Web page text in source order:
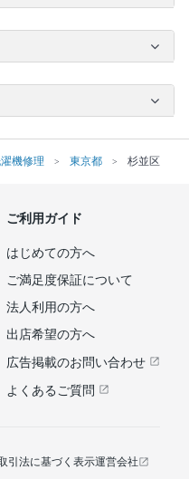
機修理 東京都 杉並区
ご利用ガイド
はじめての方へ
ご満足度保証について
法人利用の方へ
出店希望の方へ
広告掲載のお問い合わせ
よくあるご質問
引法に基づく表示運営会社